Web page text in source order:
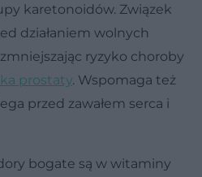
karetonoidów. Związek
działaniem wolnych
ryzyko choroby
prostaty. Wspomaga też
przed zawałem serca i
bogate są w witaminy